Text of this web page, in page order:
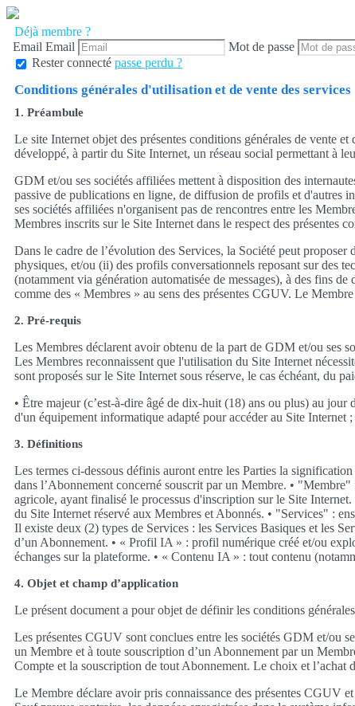
Déjà membre ?
Email Email Mot de passe
Rester connecté passe perdu ?
Conditions générales d'utilisation et de vente des services
1. Préambule
Le site Internet objet des présentes conditions générales de vente
développé, à partir du Site Internet, un réseau social permettant à
GDM et/ou ses sociétés affiliées mettent à disposition des
passive de publications en ligne, de diffusion de profils et d'autres
ses sociétés affiliées n'organisent pas de rencontres entre les
Membres inscrits sur le Site Internet dans le respect des présentes
Dans le cadre de l’évolution des Services, la Société peut
physiques, et/ou (ii) des profils conversationnels reposant sur des
(notamment via génération automatisée de messages), à des fins
comme des « Membres » au sens des présentes CGUV. Le
2. Pré-requis
Les Membres déclarent avoir obtenu de la part de GDM et/ou ses
Les Membres reconnaissent que l'utilisation du Site Internet
sont proposés sur le Site Internet sous réserve, le cas échéant, du
• Être majeur (c’est-à-dire âgé de dix-huit (18) ans ou plus) au
d'un équipement informatique adapté pour accéder au Site Internet
3. Définitions
Les termes ci-dessous définis auront entre les Parties la
dans l’Abonnement concerné souscrit par un Membre. •
agricole, ayant finalisé le processus d'inscription sur le Site
du Site Internet réservé aux Membres et Abonnés. • "Services" :
Il existe deux (2) types de Services : les Services Basiques et les
d’un Abonnement. • « Profil IA » : profil numérique créé et/ou
échanges sur la plateforme. • « Contenu IA » : tout contenu
4. Objet et champ d’application
Le présent document a pour objet de définir les conditions
Les présentes CGUV sont conclues entre les sociétés GDM et/ou
un Membre et à toute souscription d’un Abonnement par un
Compte et la souscription de tout Abonnement. Le choix et l’achat
Le Membre déclare avoir pris connaissance des présentes CGUV